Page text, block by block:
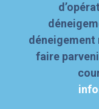
déneigement
faire